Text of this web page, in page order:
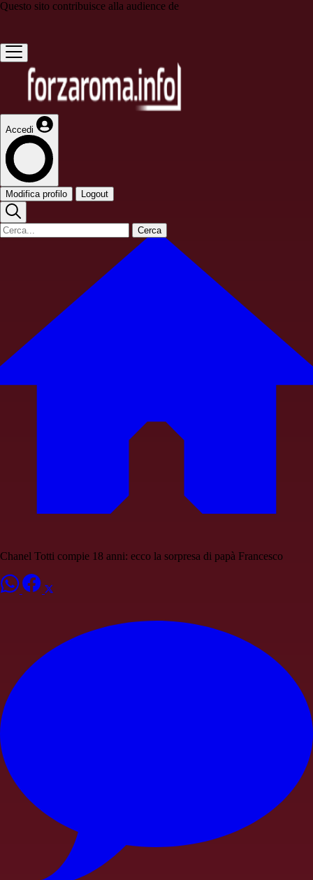
Questo sito contribuisce alla audience de
Accedi
Modifica profilo Logout
Cerca
Chanel Totti compie 18 anni: ecco la sorpresa di papà Francesco